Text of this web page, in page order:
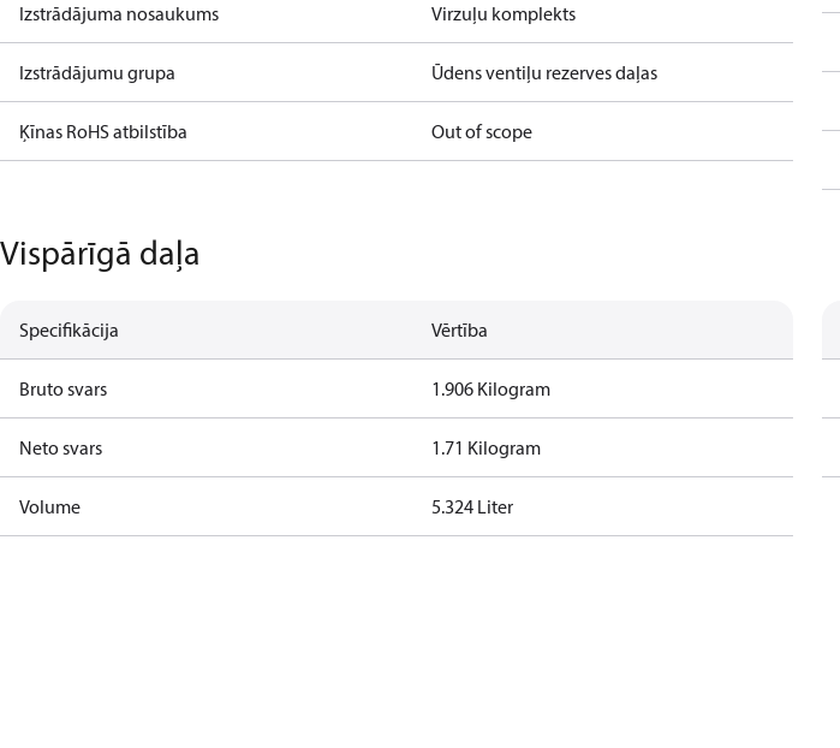
Izstrādājuma nosaukums Virzuļu komplekts
Izstrādājumu grupa Ūdens ventiļu rezerves daļas
Ķīnas RoHS atbilstība Out of scope
Vispārīgā daļa
Specifikācija Vērtība
Bruto svars 1.906 Kilogram
Neto svars 1.71 Kilogram
Volume 5.324 Liter